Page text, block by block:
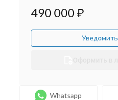
490 000₽
Уведомить
Whatsapp